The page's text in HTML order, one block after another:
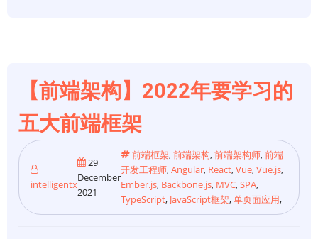
序
的
React
夹
【前端架构】2022年要学习的
五大前端框架
intelligentx
29
December
2021
前端框架,前端架构,前端架构师,前端
开发工程师,Angular, React,Vue,Vue.js,
Ember.js, Backbone.js, MVC,SPA,
TypeScript, JavaScript框架,单页面应用,